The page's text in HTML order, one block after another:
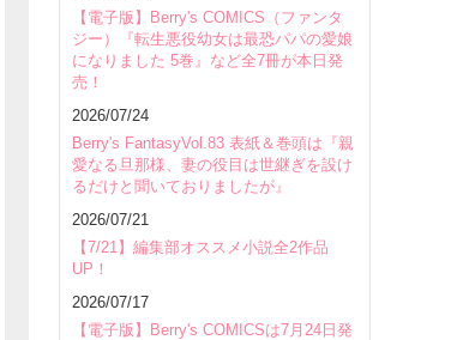
【電子版】Berry's COMICS（ファンタ
ジー）『転生悪役幼女は最恐パパの愛娘
になりました 5巻』など全7冊が本日発
売！
2026/07/24
Berry's FantasyVol.83 表紙＆巻頭は『親
愛なる旦那様、妻の役目は世継ぎを設け
るだけと聞いておりましたが』
2026/07/21
【7/21】編集部オススメ小説全2作品
UP！
2026/07/17
【電子版】Berry's COMICSは7月24日発